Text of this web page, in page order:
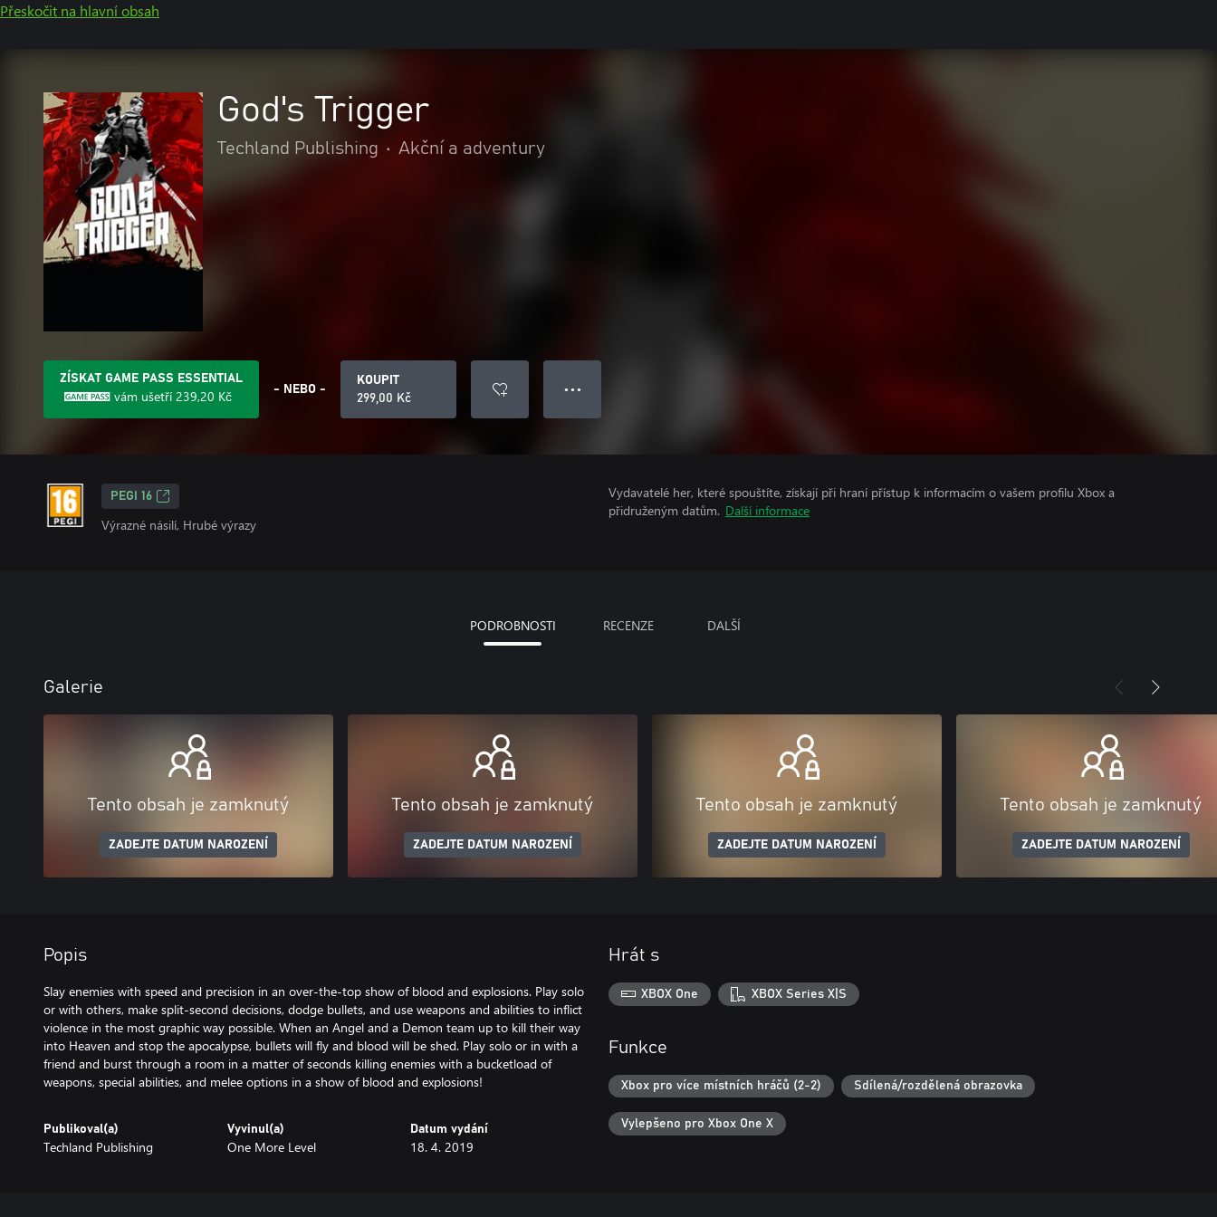
Přeskočit na hlavní obsah
God's Trigger
Techland Publishing • Akční a adventury
ZÍSKAT GAME PASS ESSENTIAL
vám ušetří 239,20 Kč - NEBO -
KOUPIT
299,00 Kč
● ● ●
PEGI 16
Výrazné násilí, Hrubé výrazy
Vydavatelé her, které spouštíte, získají při hraní přístup k informacím o vašem profilu Xbox a
přidruženým datům. Další informace
PODROBNOSTI RECENZE DALŠÍ
Galerie
Tento obsah je zamknutý
ZADEJTE DATUM NAROZENÍ
Tento obsah je zamknutý
ZADEJTE DATUM NAROZENÍ
Tento obsah je zamknutý
ZADEJTE DATUM NAROZENÍ
Tento obsah je zamknutý
ZADEJTE DATUM NAROZENÍ
Popis
Slay enemies with speed and precision in an over-the-top show of blood and explosions. Play solo
or with others, make split-second decisions, dodge bullets, and use weapons and abilities to inflict
violence in the most graphic way possible. When an Angel and a Demon team up to kill their way
into Heaven and stop the apocalypse, bullets will fly and blood will be shed. Play solo or in with a
friend and burst through a room in a matter of seconds killing enemies with a bucketload of
weapons, special abilities, and melee options in a show of blood and explosions!
Publikoval(a)
Techland Publishing
Vyvinul(a)
One More Level
Datum vydání
18. 4. 2019
Hrát s
XBOX One XBOX Series X|S
Funkce
Xbox pro více místních hráčů (2-2) Sdílená/rozdělená obrazovka
Vylepšeno pro Xbox One X